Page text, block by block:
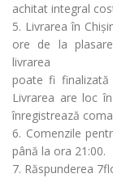
achitat integral
5. Livrarea în
ore de la
livrarea
poate fi finalizată
Livrarea are loc
înregistrează
6. Comenzile
până la ora 21:00.
7. Răspunderea